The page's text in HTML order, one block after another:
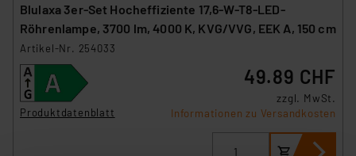
Blulaxa 3er-Set Hocheffiziente 17,6-W-T8-LED-
Röhrenlampe, 3700 lm, 4000 K, KVG/VVG, EEK A, 150 cm
Artikel-Nr. 254033
Produktdatenblatt
49.89 CHF
zzgl. MwSt.
Informationen zu Versandkosten